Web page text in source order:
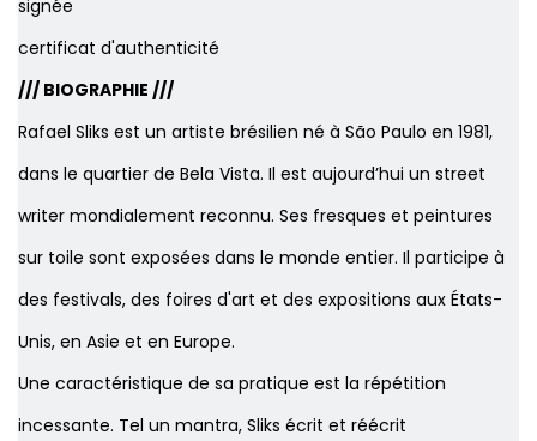
signée
certificat d'authenticité
/// BIOGRAPHIE ///
Rafael Sliks est un artiste brésilien né à São Paulo en 1981,
dans le quartier de Bela Vista. Il est aujourd’hui un street
writer mondialement reconnu. Ses fresques et peintures
sur toile sont exposées dans le monde entier. Il participe à
des festivals, des foires d'art et des expositions aux États-
Unis, en Asie et en Europe.
Une caractéristique de sa pratique est la répétition
incessante. Tel un mantra, Sliks écrit et réécrit